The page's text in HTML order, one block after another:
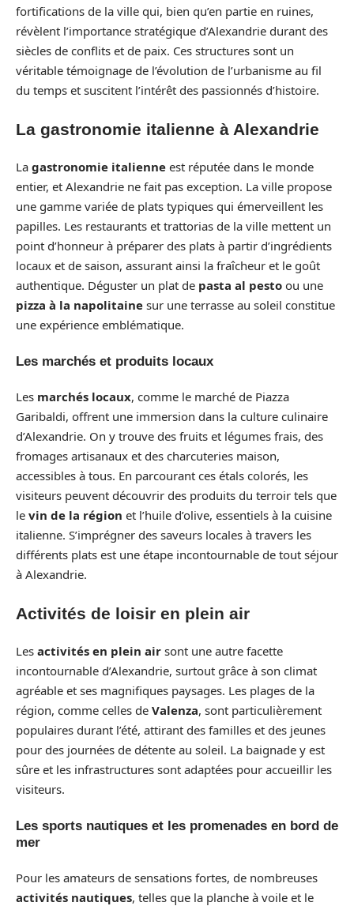
fortifications de la ville qui, bien qu’en partie en ruines,
révèlent l’importance stratégique d’Alexandrie durant des
siècles de conflits et de paix. Ces structures sont un
véritable témoignage de l’évolution de l’urbanisme au fil
du temps et suscitent l’intérêt des passionnés d’histoire.
La gastronomie italienne à Alexandrie
La gastronomie italienne est réputée dans le monde
entier, et Alexandrie ne fait pas exception. La ville propose
une gamme variée de plats typiques qui émerveillent les
papilles. Les restaurants et trattorias de la ville mettent un
point d’honneur à préparer des plats à partir d’ingrédients
locaux et de saison, assurant ainsi la fraîcheur et le goût
authentique. Déguster un plat de pasta al pesto ou une
pizza à la napolitaine sur une terrasse au soleil constitue
une expérience emblématique.
Les marchés et produits locaux
Les marchés locaux, comme le marché de Piazza
Garibaldi, offrent une immersion dans la culture culinaire
d’Alexandrie. On y trouve des fruits et légumes frais, des
fromages artisanaux et des charcuteries maison,
accessibles à tous. En parcourant ces étals colorés, les
visiteurs peuvent découvrir des produits du terroir tels que
le vin de la région et l’huile d’olive, essentiels à la cuisine
italienne. S’imprégner des saveurs locales à travers les
différents plats est une étape incontournable de tout séjour
à Alexandrie.
Activités de loisir en plein air
Les activités en plein air sont une autre facette
incontournable d’Alexandrie, surtout grâce à son climat
agréable et ses magnifiques paysages. Les plages de la
région, comme celles de Valenza, sont particulièrement
populaires durant l’été, attirant des familles et des jeunes
pour des journées de détente au soleil. La baignade y est
sûre et les infrastructures sont adaptées pour accueillir les
visiteurs.
Les sports nautiques et les promenades en bord de
mer
Pour les amateurs de sensations fortes, de nombreuses
activités nautiques, telles que la planche à voile et le